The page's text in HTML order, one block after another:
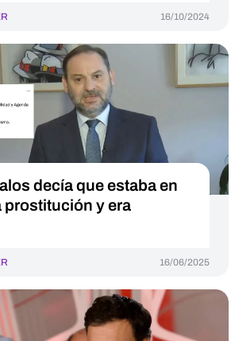
16/10/2024
decía que estaba en
prostitución y era
16/06/2025